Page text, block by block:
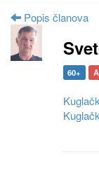
Popis članova
60+